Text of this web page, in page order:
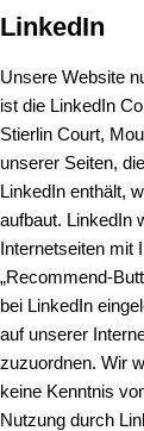
LinkedIn
Unsere Website
ist die LinkedIn
Stierlin Court,
unserer Seiten,
LinkedIn enthält,
aufbaut. LinkedIn
Internetseiten mit
„Recommend-
bei LinkedIn
auf unserer
zuzuordnen. Wir
keine Kenntnis
Nutzung durch